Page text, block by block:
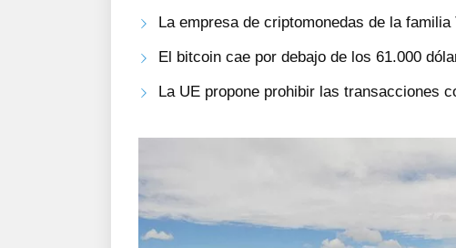
La empresa de criptomonedas de la
El bitcoin cae por debajo de los 61.000
La UE propone prohibir las transacciones